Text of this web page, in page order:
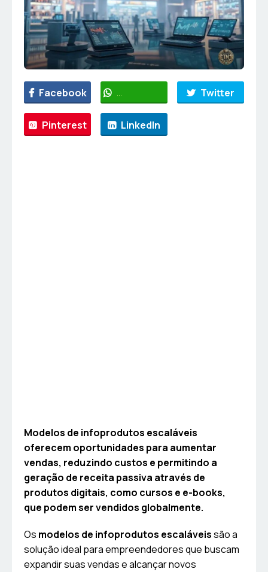
Facebook WhatsApp Twitter
Pinterest LinkedIn
Modelos de infoprodutos escaláveis
oferecem oportunidades para aumentar
vendas, reduzindo custos e permitindo a
geração de receita passiva através de
produtos digitais, como cursos e e-books,
que podem ser vendidos globalmente.
Os modelos de infoprodutos escaláveissão a
solução ideal para empreendedores que buscam
expandir suas vendas e alcançar novos